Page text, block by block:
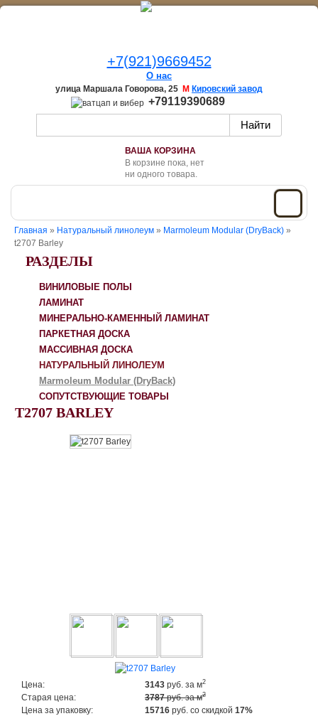
+7(921)9669452
О нас
улица Маршала Говорова, 25 М Кировский завод
+79119390689
ВАША КОРЗИНА
В корзине пока, нет
ни одного товара.
Главная » Натуральный линолеум » Marmoleum Modular (DryBack) »
t2707 Barley
РАЗДЕЛЫ
ВИНИЛОВЫЕ ПОЛЫ
ЛАМИНАТ
МИНЕРАЛЬНО-КАМЕННЫЙ ЛАМИНАТ
ПАРКЕТНАЯ ДОСКА
МАССИВНАЯ ДОСКА
НАТУРАЛЬНЫЙ ЛИНОЛЕУМ
Marmoleum Modular (DryBack)
СОПУТСТВУЮЩИЕ ТОВАРЫ
T2707 BARLEY
Цена: 3143 руб. за м2
Старая цена: 3787руб. за м2
Цена за упаковку: 15716 руб. со скидкой 17%